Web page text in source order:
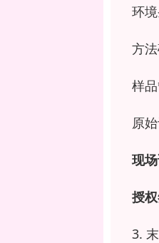
环
方
样
原
现
授
3.